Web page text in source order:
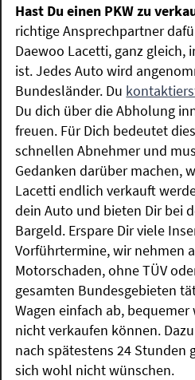
Hast Du einen PKW zu
richtige Ansprechpartner
Daewoo Lacetti, ganz gleich,
ist. Jedes Auto wird
Bundesländer. Du
Du dich über die Abholung
freuen. Für Dich bedeutet
schnellen Abnehmer und
Gedanken darüber machen,
Lacetti endlich verkauft
dein Auto und bieten Dir bei
Bargeld. Erspare Dir viele
Vorführtermine, wir nehmen
Motorschaden, ohne TÜV
gesamten Bundesgebieten
Wagen einfach ab,
nicht verkaufen können.
nach spätestens 24 Stunden
sich wohl nicht wünschen.